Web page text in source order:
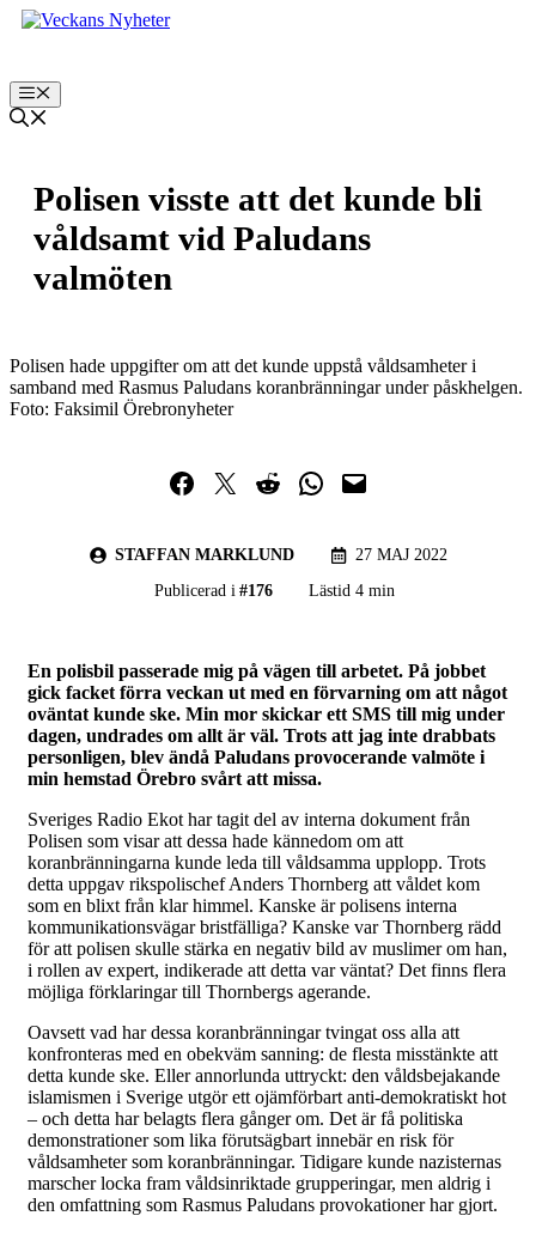
Hoppa
Meny
Polisen visste att det kunde bli
våldsamt vid Paludans
valmöten
Polisen hade uppgifter om att det kunde uppstå våldsamheter i
samband med Rasmus Paludans koranbränningar under påskhelgen.
Foto: Faksimil Örebronyheter
Dela på Facebook
Dela på TwitterDela på RedditDela i WhatsApp
Maila en länk
STAFFAN MARKLUND
27 MAJ 2022
Publicerad i #176 Lästid 4 min
En polisbil passerade mig på vägen till arbetet. På jobbet
gick facket förra veckan ut med en förvarning om att något
oväntat kunde ske. Min mor skickar ett SMS till mig under
dagen, undrades om allt är väl. Trots att jag inte drabbats
personligen, blev ändå Paludans provocerande valmöte i
min hemstad Örebro svårt att missa.
Sveriges Radio Ekot har tagit del av interna dokument från
Polisen som visar att dessa hade kännedom om att
koranbränningarna kunde leda till våldsamma upplopp. Trots
detta uppgav rikspolischef Anders Thornberg att våldet kom
som en blixt från klar himmel. Kanske är polisens interna
kommunikationsvägar bristfälliga? Kanske var Thornberg rädd
för att polisen skulle stärka en negativ bild av muslimer om han,
i rollen av expert, indikerade att detta var väntat? Det finns flera
möjliga förklaringar till Thornbergs agerande.
Oavsett vad har dessa koranbränningar tvingat oss alla att
konfronteras med en obekväm sanning: de flesta misstänkte att
detta kunde ske. Eller annorlunda uttryckt: den våldsbejakande
islamismen i Sverige utgör ett ojämförbart anti-demokratiskt hot
– och detta har belagts flera gånger om. Det är få politiska
demonstrationer som lika förutsägbart innebär en risk för
våldsamheter som koranbränningar. Tidigare kunde nazisternas
marscher locka fram våldsinriktade grupperingar, men aldrig i
den omfattning som Rasmus Paludans provokationer har gjort.